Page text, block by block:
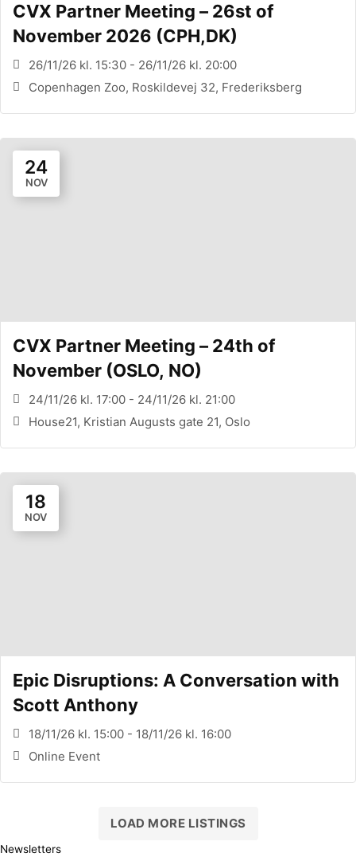
CVX Partner Meeting – 26st of
November 2026 (CPH,DK)
26/11/26 kl. 15:30 - 26/11/26 kl. 20:00
Copenhagen Zoo, Roskildevej 32, Frederiksberg
24
NOV
CVX Partner Meeting – 24th of
November (OSLO, NO)
24/11/26 kl. 17:00 - 24/11/26 kl. 21:00
House21, Kristian Augusts gate 21, Oslo
18
NOV
Epic Disruptions: A Conversation with
Scott Anthony
18/11/26 kl. 15:00 - 18/11/26 kl. 16:00
Online Event
LOAD MORE LISTINGS
Newsletters